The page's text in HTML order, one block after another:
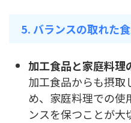
5. バランスの取れた
加工食品と家庭料理
加工食品からも摂取
め、家庭料理での使
ンスを保つことが大